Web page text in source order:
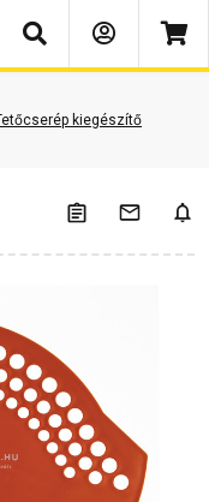
Keresés
kiegészítő
Kapcsolódó cikkek